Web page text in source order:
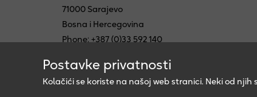
71000 Sarajevo
Bosna i Hercegovina
Phone: +387 (0)33 592 140
E-Mail: info@ewopharma.ba
Postavke privatnosti
Kolačići se koriste na našoj web stranici. Neki od